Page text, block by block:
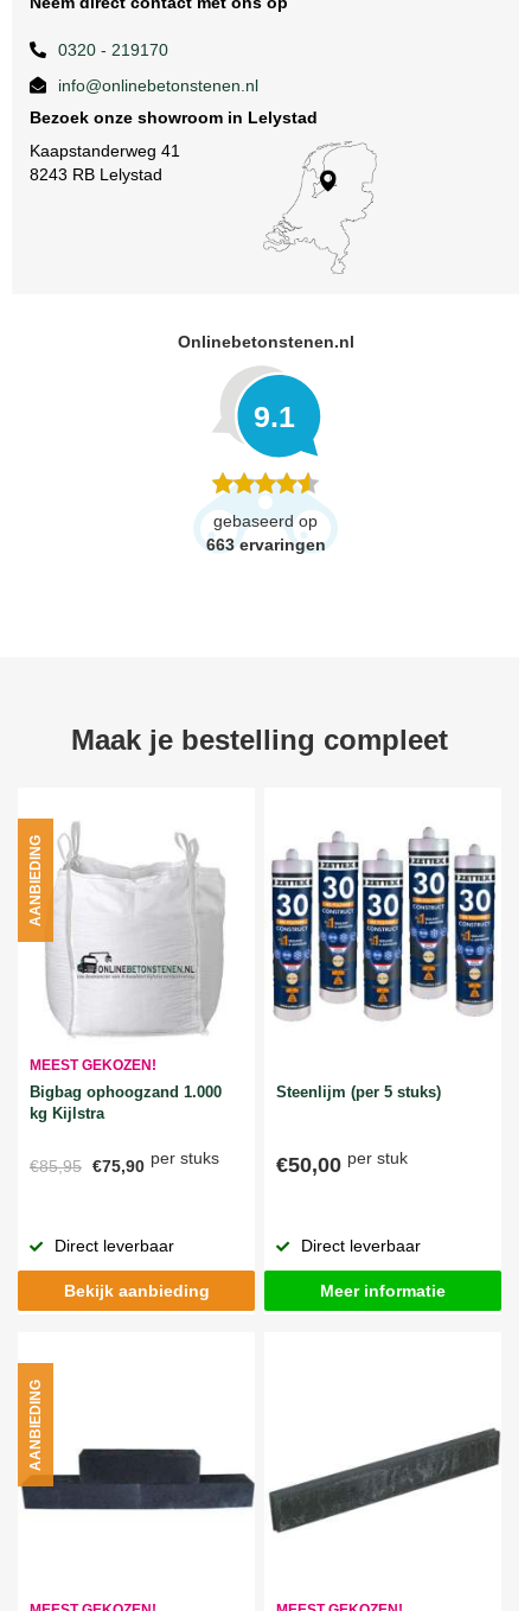
0320 - 219170
info@onlinebetonstenen.nl
Bezoek onze showroom in Lelystad
Kaapstanderweg 41
8243 RB Lelystad
Onlinebetonstenen.nl
9.1
gebaseerd op
663 ervaringen
Maak je bestelling compleet
MEEST GEKOZEN!
Bigbag ophoogzand 1.000
kg Kijlstra
€85,95 €75,90 per stuks
AANBIEDING
Direct leverbaar
Bekijk aanbieding
Steenlijm (per 5 stuks)
€50,00 per stuk
Direct leverbaar
Meer informatie
AANBIEDING